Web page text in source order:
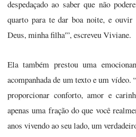
despedaçado ao saber que não
quarto para te dar boa noite, e ouvir
Deus, minha filha'”, escreveu Viviane.
Ela também prestou uma
acompanhada de um texto e um vídeo.
proporcionar conforto, amor e
apenas uma fração do que você
anos vivendo ao seu lado, um